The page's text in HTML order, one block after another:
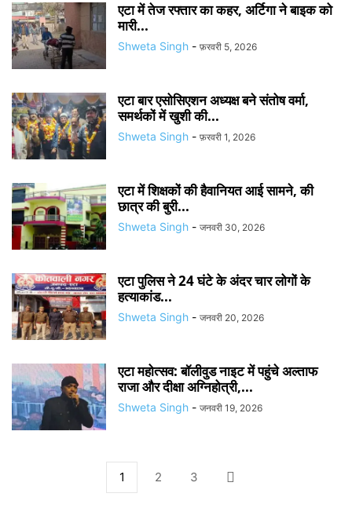
एटा में तेज रफ्तार का कहर, अर्टिगा ने बाइक को
मारी...
Shweta Singh - फ़रवरी 5, 2026
एटा बार एसोसिएशन अध्यक्ष बने संतोष वर्मा,
समर्थकों में खुशी की...
Shweta Singh - फ़रवरी 1, 2026
एटा में शिक्षकों की हैवानियत आई सामने, की
छात्र की बुरी...
Shweta Singh - जनवरी 30, 2026
एटा पुलिस ने 24 घंटे के अंदर चार लोगों के
हत्याकांड...
Shweta Singh - जनवरी 20, 2026
एटा महोत्सव: बॉलीवुड नाइट में पहुंचे अल्ताफ
राजा और दीक्षा अग्निहोत्री,...
Shweta Singh - जनवरी 19, 2026
1 2 3